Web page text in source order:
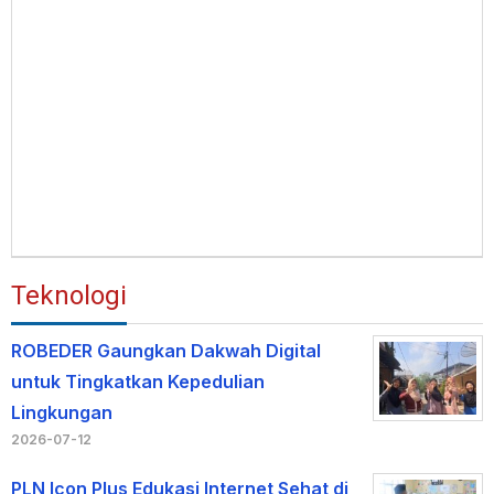
Teknologi
ROBEDER Gaungkan Dakwah Digital
untuk Tingkatkan Kepedulian
Lingkungan
2026-07-12
PLN Icon Plus Edukasi Internet Sehat di